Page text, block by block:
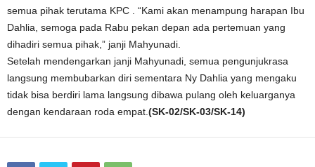
semua pihak terutama KPC . “Kami akan menampung harapan Ibu
Dahlia, semoga pada Rabu pekan depan ada pertemuan yang
dihadiri semua pihak,” janji Mahyunadi.
Setelah mendengarkan janji Mahyunadi, semua pengunjukrasa
langsung membubarkan diri sementara Ny Dahlia yang mengaku
tidak bisa berdiri lama langsung dibawa pulang oleh keluarganya
dengan kendaraan roda empat. (SK-02/SK-03/SK-14)